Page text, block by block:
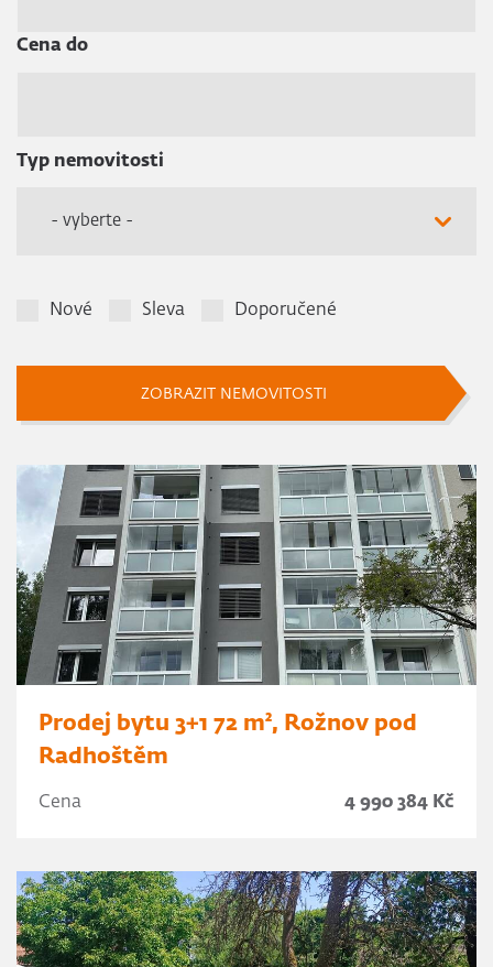
Cena do
Typ nemovitosti
- vyberte -
Nové Sleva Doporučené
ZOBRAZIT NEMOVITOSTI
Prodej bytu 3+1 72 m², Rožnov pod
Radhoštěm
Cena 4 990 384 Kč